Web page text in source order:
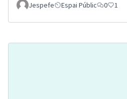
Jespefe Espai Públic 0 1